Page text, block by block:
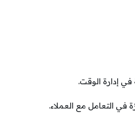
إدارة الوقت.
في التعامل مع العملاء.